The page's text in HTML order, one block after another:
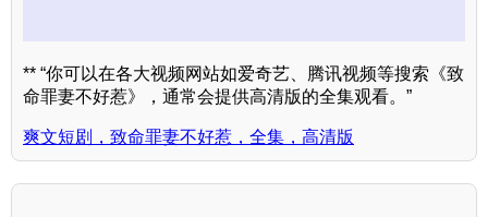
** “你可以在各大视频网站如爱奇艺、腾讯视频等搜索《致
命罪妻不好惹》，通常会提供高清版的全集观看。”
爽文短剧，致命罪妻不好惹，全集，高清版